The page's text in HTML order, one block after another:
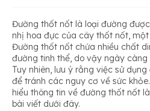
Tăng cường hệ miễn dịch
Tốt cho xương
Tăng nguy cơ béo phì
Tăng nguy cơ gây ra vấn đề
Đường thốt nốt là loại đường
nhị hoa đực của cây thốt nốt,
Đường thốt nốt chứa nhiều chất
đường tinh thể, do vậy ngày
Tuy nhiên, lưu ý rằng việc sử
để tránh các nguy cơ về sức
hiểu thông tin về đường thốt nốt
bài viết dưới đây.